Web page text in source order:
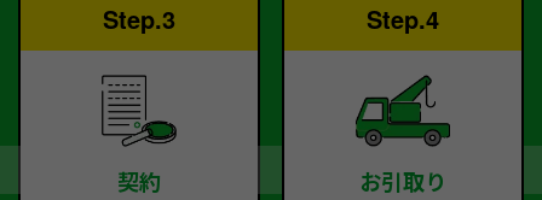
Step.3
契約
Step.4
お引取り